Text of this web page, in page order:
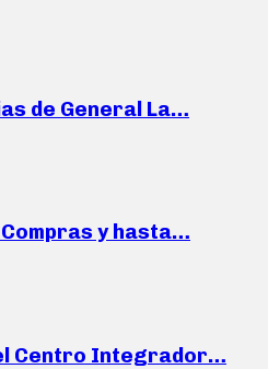
de General La…
y hasta…
Centro Integrador…